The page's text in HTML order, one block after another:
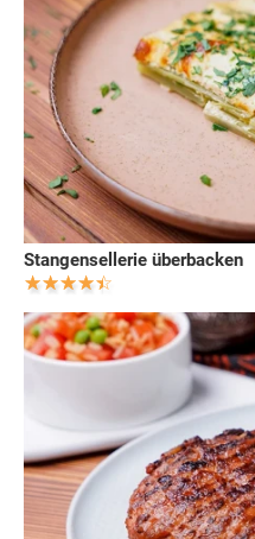
Stangensellerie überbacken